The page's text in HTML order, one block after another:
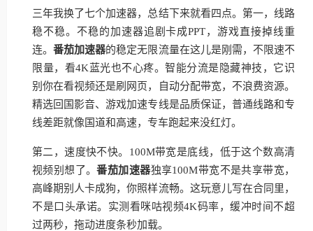
三年我换了七个加速器，总结下来就看四点。第一，线路
稳不稳。不稳的加速器追剧卡成PPT，游戏直接掉线重
连。番茄加速器的稳定无限流量在这儿是刚需，不限速不
限量，看4K蓝光也不心疼。智能分流是隐藏神技，它识
别你在看视频还是刷网页，自动分配带宽，不浪费资源。
精选回国影音、游戏加速专线是品质保证，普通线路和专
线差距就像国道和高速，专车跑起来没红灯。
第二，速度快不快。100M带宽是底线，低于这个数高清
视频别想了。番茄加速器独享100M带宽不是共享带宽，
高峰期别人卡成狗，你照样流畅。这玩意儿写在合同里，
不是口头承诺。实测看咪咕视频4K码率，缓冲时间不超
过两秒，拖动进度条秒加载。